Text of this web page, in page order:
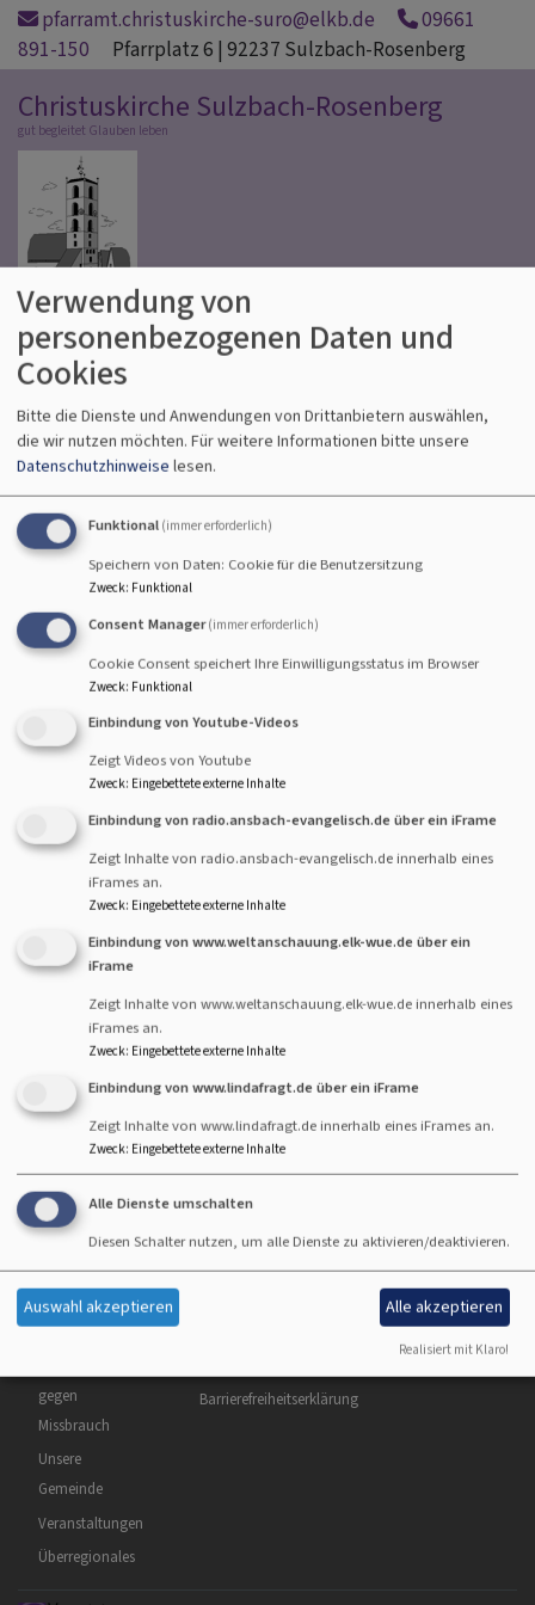
Direkt
zum
Inhalt
pfarramt.christuskirche-suro@elkb.de
09661
891-150
Pfarrplatz 6 | 92237 Sulzbach-Rosenberg
Christuskirche Sulzbach-Rosenberg
gut begleitet Glauben leben
Hauptnavigation
Startseite Bibliothek
Bibliothek
Kapitelsbibliothek
Am Dachboden des Dekanatsgebäudes befindet sich
die Kapitelsbibliothek des Altdekanats Sulzbach-
Rosenberg, zusammen mit der Bibliothek der
Kirchengemeinde Christuskirche.
Ein Großteil der Altbestände wurde 2025 an das
landesdeskirchliche Archiv abgegeben, dort können
sie angemessener verwahrt werden. In der Bibliothek
befindet sich u.a. die Chronik der Kirchengemeinde
Christuskirche sowie das Archiv der
Dekanatspartnerschaft mit Ostmähren.
Hauptnavigation
Geistliches
Kirchenmusik
gegen
Missbrauch
Unsere
Gemeinde
Veranstaltungen
Überregionales
Fußbereichsmenü
Barrierefreiheitserklärung
Benutzermenü
Verwendung von
personenbezogenen Daten und
Cookies
Bitte die Dienste und Anwendungen von Drittanbietern auswählen,
die wir nutzen möchten. Für weitere Informationen bitte unsere
Datenschutzhinweise lesen.
Funktional (immer erforderlich)
Speichern von Daten: Cookie für die Benutzersitzung
Zweck: Funktional
Consent Manager (immer erforderlich)
Cookie Consent speichert Ihre Einwilligungsstatus im Browser
Zweck: Funktional
Einbindung von Youtube-Videos
Zeigt Videos von Youtube
Zweck: Eingebettete externe Inhalte
Einbindung von radio.ansbach-evangelisch.de über ein iFrame
Zeigt Inhalte von radio.ansbach-evangelisch.de innerhalb eines
iFrames an.
Zweck: Eingebettete externe Inhalte
Einbindung von www.weltanschauung.elk-wue.de über ein
iFrame
Zeigt Inhalte von www.weltanschauung.elk-wue.de innerhalb eines
iFrames an.
Zweck: Eingebettete externe Inhalte
Einbindung von www.lindafragt.de über ein iFrame
Zeigt Inhalte von www.lindafragt.de innerhalb eines iFrames an.
Zweck: Eingebettete externe Inhalte
Alle Dienste umschalten
Diesen Schalter nutzen, um alle Dienste zu aktivieren/deaktivieren.
Auswahl akzeptieren Alle akzeptieren
Realisiert mit Klaro!